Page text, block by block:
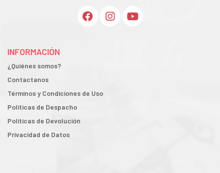
INFORMACIÓN
¿Quiénes somos?
Contactanos
Términos y Condiciones de Uso
Políticas de Despacho
Políticas de Devolución
Privacidad de Datos